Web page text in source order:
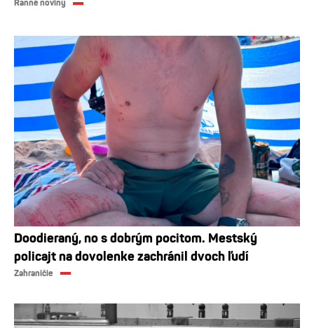
Ranné noviny
Doodieraný, no s dobrým pocitom. Mestský
policajt na dovolenke zachránil dvoch ľudí
Zahraničie